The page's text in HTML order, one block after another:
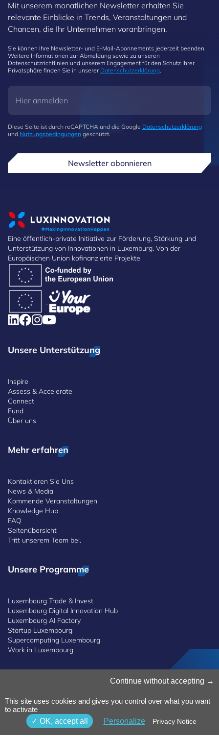
Mit unserem monatlichen Newsletter erhalten Sie
relevante Einblicke in Trends, Veranstaltungen und
Chancen, die Ihr Unternehmen voranbringen.
Sie können Ihre Newsletter- und E-Mail-Abonnements jederzeit beenden.
Weitere Informationen zur Abmeldung sowie zu unseren
Datenschutzrichtlinien und unserem Engagement für den Schutz Ihrer
Privatsphäre finden Sie in unserer Datenschutzerklärung.
Diese Seite ist durch reCAPTCHA und die Google Datenschutzerklärung
und Nutzungsbedingungen geschützt.
Newsletter abonnieren
Eine öffentlich-private Initiative zur Förderung, Stärkung und
Unterstützung von Innovationen in Luxemburg. Von der
Europäischen Union kofinanzierte Projekte
Unsere Unterstützung
Inspire
Assess & Accelerate
Connect
Fund
Über uns
Mehr erfahren
Kontaktieren Sie Uns
News & Media
Kommende Veranstaltungen
Knowledge Hub
FAQ
Seitenübersicht
Tritt unserem Team bei.
Unsere Programme
Luxembourg Trade & Invest
Luxembourg Digital Innovation Hub
Luxembourg AI Factory
Startup Luxembourg
Supercomputing Luxembourg
Work in Luxembourg
Datenschutz
Bedingungen und Konditionen
Whistleblowing-Politik
Erreichbarkeit
Continue without accepting
This site uses cookies and gives you control over what you want
to activate
OK, accept all
Personalize Privacy Notice